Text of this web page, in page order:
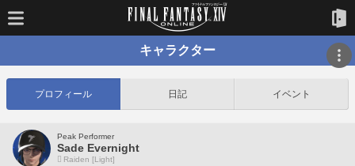
キャラクター
プロフィール 日記 イベント
Peak Performer
Sade Evernight
Raiden [Light]